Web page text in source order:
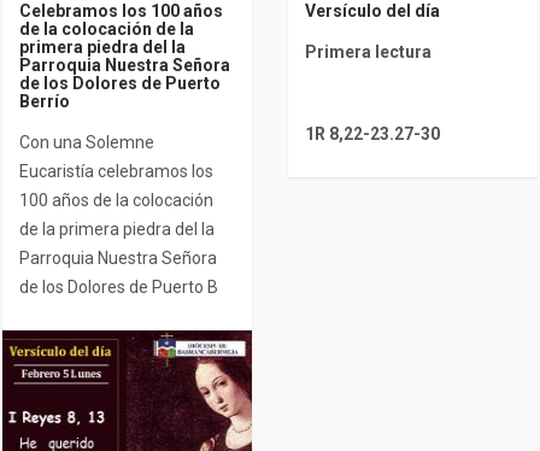
Celebramos los 100 años
de la colocación de la
primera piedra del la
Parroquia Nuestra Señora
de los Dolores de Puerto
Berrío
Con una Solemne
Eucaristía celebramos los
100 años de la colocación
de la primera piedra del la
Parroquia Nuestra Señora
de los Dolores de Puerto B
Versículo del día
Primera lectura
1R 8,22-23.27-30